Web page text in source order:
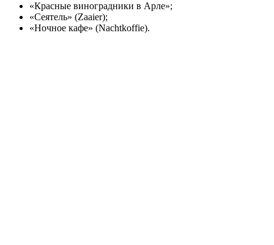
«Красные виноградники в Арле»;
«Сеятель» (Zaaier);
«Ночное кафе» (Nachtkoffie).